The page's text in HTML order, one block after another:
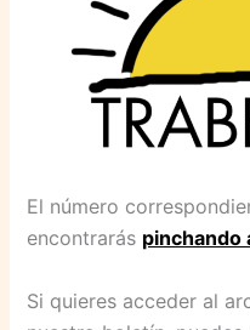
El número
encontrarás pinchando
Si quieres acceder al